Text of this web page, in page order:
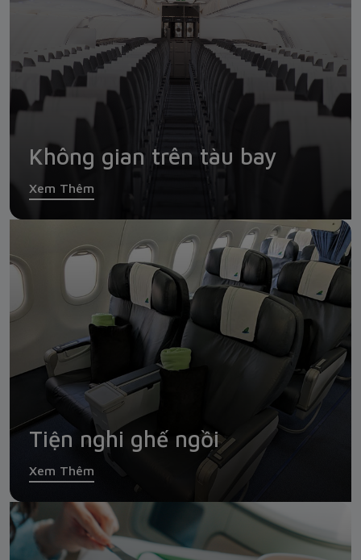
Không gian trên tàu bay
Xem Thêm
Tiện nghi ghế ngồi
Xem Thêm